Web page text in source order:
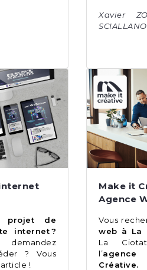
Xavier
SCIALLANO
projet de
internet ?
? Vous
!
Make it
Agence
Vous
web à La
La
l’
Créative.